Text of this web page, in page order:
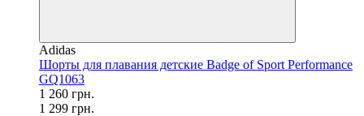
Adidas
Шорты для плавания детские Badge of Sport Performance
GQ1063
1 260 грн.
1 299 грн.